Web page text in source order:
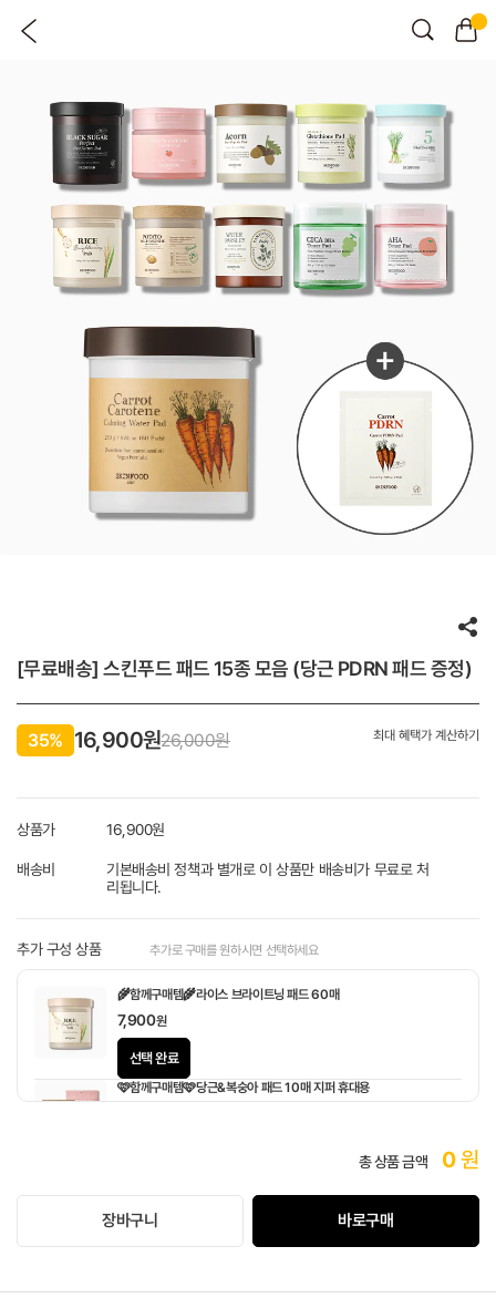
[무료배송] 스킨푸드 패드 15종 모음 (당근 PDRN 패드 증정)
최대 혜택가 계산하기
35% 16,900원26,000원
상품가 16,900원
배송비
기본배송비 정책과 별개로 이 상품만 배송비가 무료로 처
리됩니다.
추가 구성 상품 추가로 구매를 원하시면 선택하세요
🌾함께구매템🌾라이스 브라이트닝 패드 60매
7,900원
선택 완료
🩷함께구매템🩷당근&복숭아 패드 10매 지퍼 휴대용
총 상품 금액 0원
장바구니 바로구매